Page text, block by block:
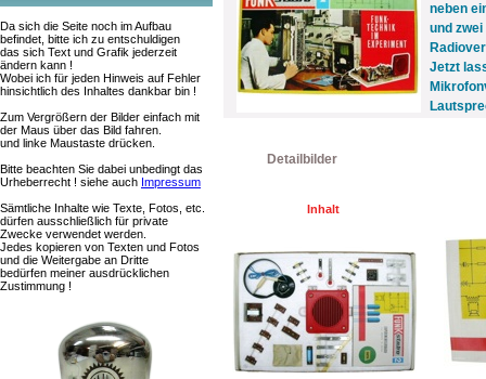
Da sich die Seite noch im Aufbau
befindet, bitte ich zu entschuldigen
das sich Text und Grafik jederzeit
ändern kann !
Wobei ich für jeden Hinweis auf Fehler
hinsichtlich des Inhaltes dankbar bin !
Zum Vergrößern der Bilder einfach mit
der Maus über das Bild fahren.
und linke Maustaste drücken.
Bitte beachten Sie dabei unbedingt das
Urheberrecht ! siehe auch Impressum
Sämtliche Inhalte wie Texte, Fotos, etc.
dürfen ausschließlich für private
Zwecke verwendet werden.
Jedes kopieren von Texten und Fotos
und die Weitergabe an Dritte
bedürfen meiner ausdrücklichen
Zustimmung !
neben
und
Jetzt
Detailbilder
Inhalt